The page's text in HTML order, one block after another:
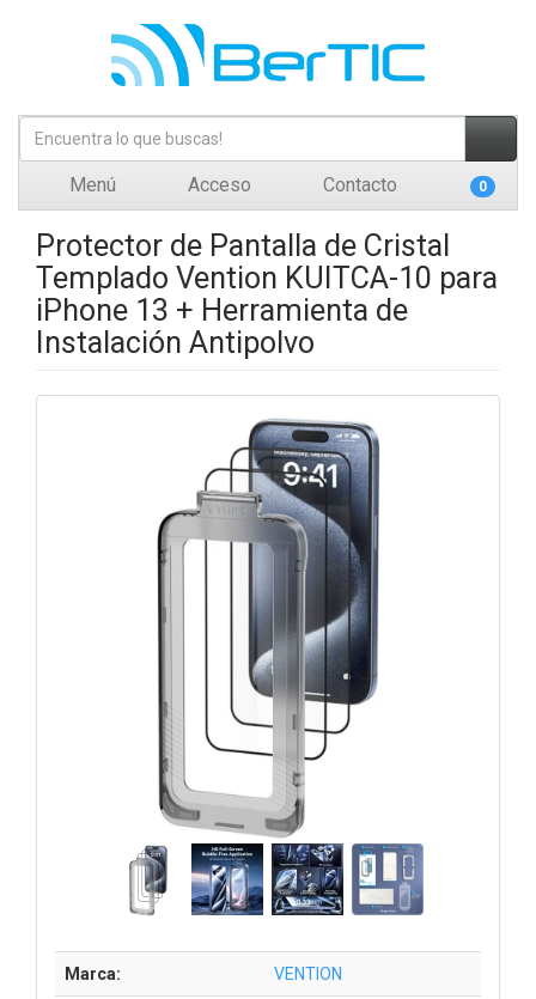
Menú Acceso Contacto 0
Protector de Pantalla de Cristal
Templado Vention KUITCA-10 para
iPhone 13 + Herramienta de
Instalación Antipolvo
Marca: VENTION